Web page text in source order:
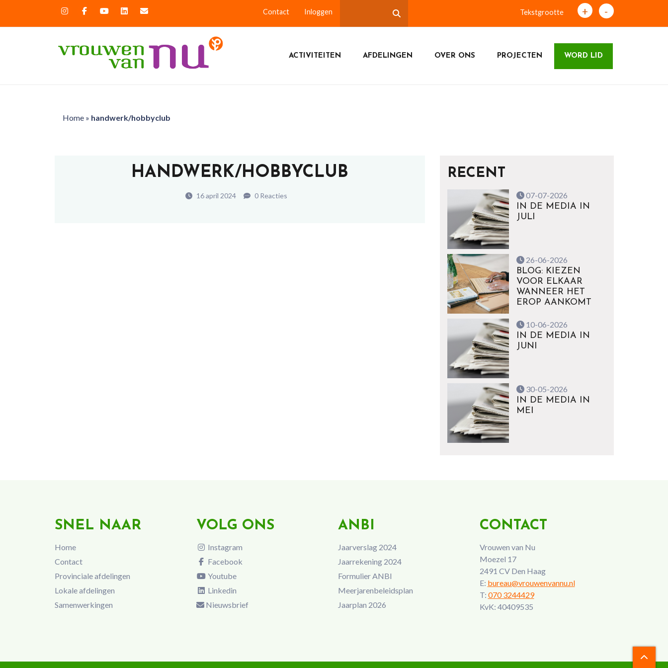
Contact Inloggen Tekstgrootte + -
ACTIVITEITEN AFDELINGEN OVER ONS PROJECTEN WORD LID
Home» handwerk/hobbyclub
HANDWERK/HOBBYCLUB
16 april 2024 0 Reacties
RECENT
07-07-2026
IN DE MEDIA IN
JULI
26-06-2026
BLOG: KIEZEN
VOOR ELKAAR
WANNEER HET
EROP AANKOMT
10-06-2026
IN DE MEDIA IN
JUNI
30-05-2026
IN DE MEDIA IN
MEI
SNEL NAAR
Home
Contact
Provinciale afdelingen
Lokale afdelingen
Samenwerkingen
VOLG ONS
Instagram
Facebook
Youtube
Linkedin
Nieuwsbrief
ANBI
Jaarverslag 2024
Jaarrekening 2024
Formulier ANBI
Meerjarenbeleidsplan
Jaarplan 2026
CONTACT
Vrouwen van Nu
Moezel 17
2491 CV Den Haag
E: bureau@vrouwenvannu.nl
T: 070 3244429
KvK: 40409535